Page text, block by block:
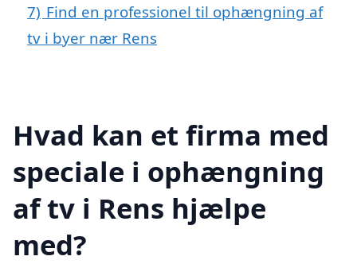
7) Find en professionel til ophængning af
tv i byer nær Rens
Hvad kan et firma med
speciale i ophængning
af tv i Rens hjælpe
med?